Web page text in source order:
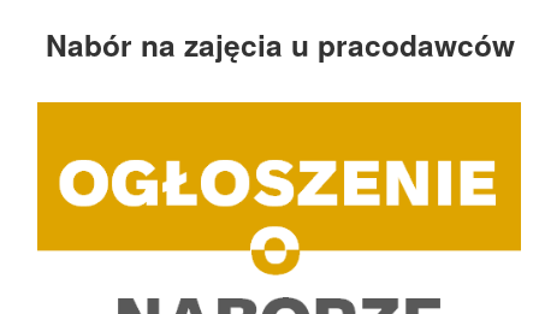
Nabór na zajęcia u pracodawców